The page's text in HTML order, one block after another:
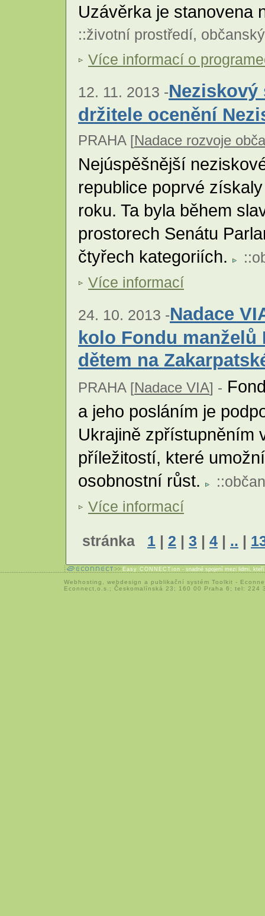
Uzávěrka je stanovena
::životní prostředí,
Více informací o
12. 11. 2013 -
držitele ocenění
PRAHA [Nadace rozvoje
Nejúspěšnější
republice poprvé
roku. Ta byla během
prostorech Senátu
čtyřech kategoriích.
::
Více informací
24. 10. 2013 -Nadace
kolo Fondu
dětem na
PRAHA [Nadace VIA] -
a jeho posláním je
Ukrajině zpřístupněním
příležitostí, které
osobnostní růst.
::
Více informací
stránka 1 | 2 | 3 | 4 | .. |
Easy CONNECTion - snadné spojení mezi lidmi,
Webhosting webdesign a publikační systém Toolkit -
Econnect,o.s.; Českomalínská 23; 160 00 Praha 6; tel: 224